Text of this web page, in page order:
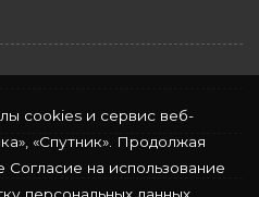
cookies и сервис веб-
«Спутник». Продолжая
на использование